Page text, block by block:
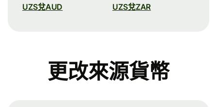
UZS兌AUD UZS兌ZAR
更改來源貨幣